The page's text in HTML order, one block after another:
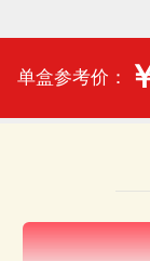
单盒参考价：